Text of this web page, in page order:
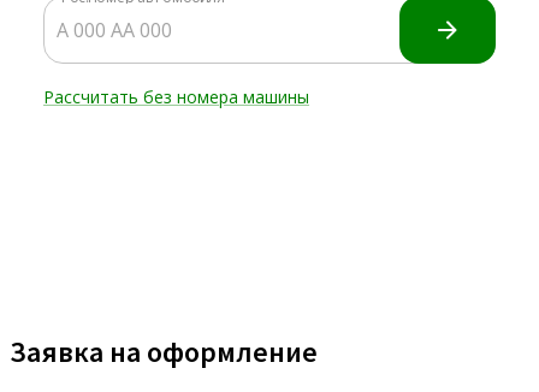
Заявка на оформление